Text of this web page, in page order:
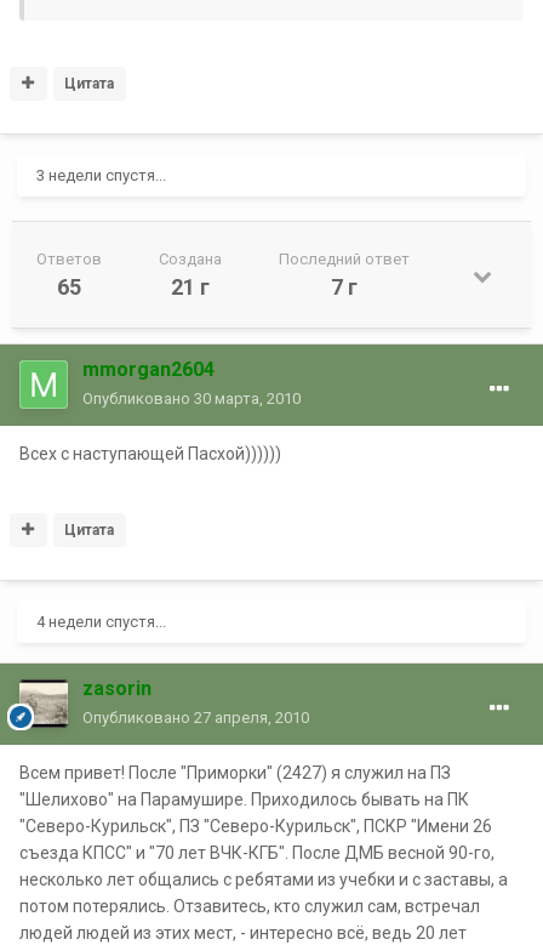
Цитата
3 недели спустя...
Ответов
65
Создана
21 г
Последний ответ
7 г
mmorgan2604
Опубликовано 30 марта, 2010
Всех с наступающей Пасхой))))))
Цитата
4 недели спустя...
zasorin
Опубликовано 27 апреля, 2010
Всем привет! После "Приморки" (2427) я служил на ПЗ
"Шелихово" на Парамушире. Приходилось бывать на ПК
"Северо-Курильск", ПЗ "Северо-Курильск", ПСКР "Имени 26
съезда КПСС" и "70 лет ВЧК-КГБ". После ДМБ весной 90-го,
несколько лет общались с ребятами из учебки и с заставы, а
потом потерялись. Отзавитесь, кто служил сам, встречал
людей людей из этих мест, - интересно всё, ведь 20 лет